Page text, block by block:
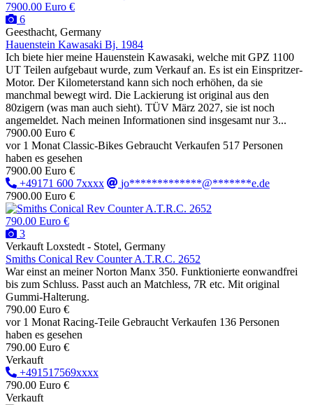
7900.00 Euro €
6
Geesthacht, Germany
Hauenstein Kawasaki Bj. 1984
Ich biete hier meine Hauenstein Kawasaki, welche mit GPZ 1100
UT Teilen aufgebaut wurde, zum Verkauf an. Es ist ein Einspritzer-
Motor. Der Kilometerstand kann sich noch erhöhen, da sie
manchmal bewegt wird. Die Lackierung ist original aus den
80zigern (was man auch sieht). TÜV März 2027, sie ist noch
angemeldet. Nach meinen Informationen sind insgesamt nur 3...
7900.00 Euro €
vor 1 Monat Classic-Bikes Gebraucht Verkaufen 517 Personen
haben es gesehen
7900.00 Euro €
+49171 600 7xxxx
jo*************@*******e.de
7900.00 Euro €
790.00 Euro €
3
Verkauft Loxstedt - Stotel, Germany
Smiths Conical Rev Counter A.T.R.C. 2652
War einst an meiner Norton Manx 350. Funktionierte eonwandfrei
bis zum Schluss. Passt auch an Matchless, 7R etc. Mit original
Gummi-Halterung.
790.00 Euro €
vor 1 Monat Racing-Teile Gebraucht Verkaufen 136 Personen
haben es gesehen
790.00 Euro €
Verkauft
+491517569xxxx
790.00 Euro €
Verkauft